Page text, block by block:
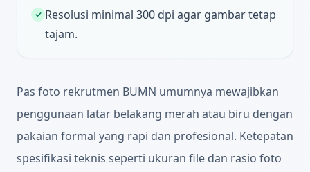
✓ Resolusi minimal 300 dpi agar gambar tetap
tajam.
Pas foto rekrutmen BUMN umumnya mewajibkan
penggunaan latar belakang merah atau biru dengan
pakaian formal yang rapi dan profesional. Ketepatan
spesifikasi teknis seperti ukuran file dan rasio foto